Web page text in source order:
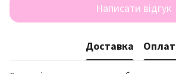
Написати відгук
Доставка